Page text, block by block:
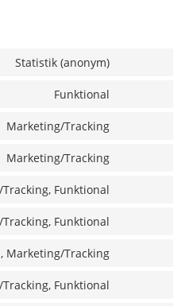
Statistik (anonym)
Funktional
Marketing/Tracking
Marketing/Tracking
Funktional
Funktional
Marketing/Tracking
Funktional